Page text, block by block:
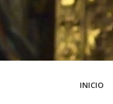
INICIO